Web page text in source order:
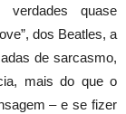
verdades quase
dos Beatles, a
de sarcasmo,
mais do que o
– e se fizer